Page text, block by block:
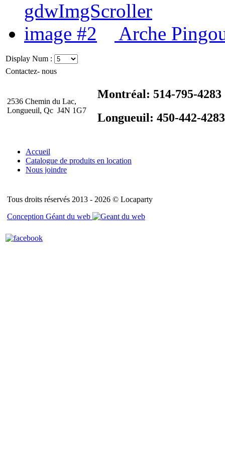
Arche
Display Num :
Contactez- nous
2536 Chemin du Lac,
Longueuil, Qc J4N 1G7
Montréal: 514-795-4283
Longueuil: 450-442-4283
Accueil
Catalogue de produits en location
Nous joindre
Tous droits réservés 2013 - 2026 © Locaparty
Conception Géant du web